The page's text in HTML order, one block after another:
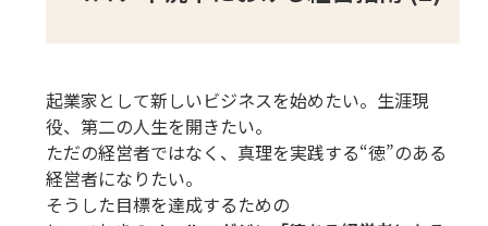
起業家として新しいビジネスを始めたい。生涯現
役、第二の人生を開きたい。
ただの経営者ではなく、真理を実践する“徳”のある
経営者になりたい。
そうした目標を達成するための